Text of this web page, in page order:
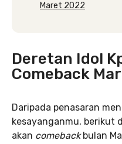
Maret 2022
Deretan Idol
Comeback
Daripada penasaran
kesayanganmu, berikut
akan comebackbulan